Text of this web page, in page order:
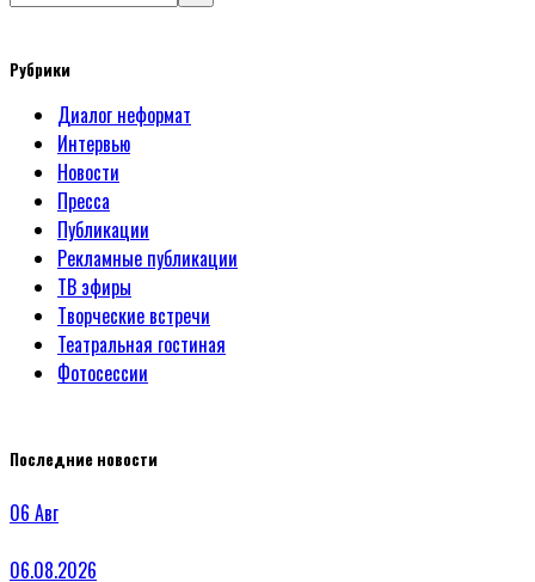
Рубрики
Диалог неформат
Интервью
Новости
Пресса
Публикации
Рекламные публикации
ТВ эфиры
Творческие встречи
Театральная гостиная
Фотосессии
Последние новости
06 Авг
06.08.2026